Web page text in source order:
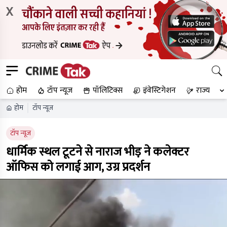
X
होम टॉप न्यूज पॉलिटिक्स इंवेस्टिगेशन राज्य
होम टॉप न्यूज
टॉप न्यूज
धार्मिक स्थल टूटने से नाराज भीड़ ने कलेक्टर
ऑफिस को लगाई आग, उग्र प्रदर्शन